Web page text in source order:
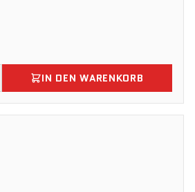
IN DEN WARENKORB